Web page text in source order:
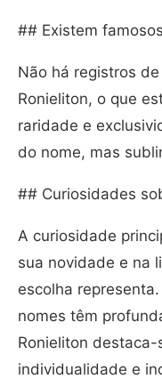
## Existem
Não há registros
Ronieliton, o que
raridade e
do nome, mas
## Curiosidades
A curiosidade
sua novidade e na
escolha
nomes têm
Ronieliton
individualidade e